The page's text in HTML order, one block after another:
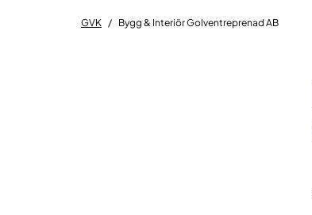
GVK Bygg & Interiör Golventreprenad AB